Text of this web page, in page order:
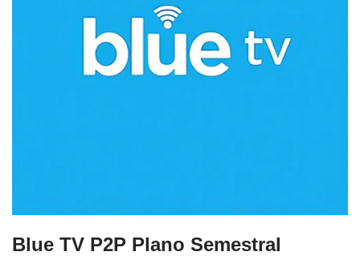
Blue TV P2P Plano Semestral